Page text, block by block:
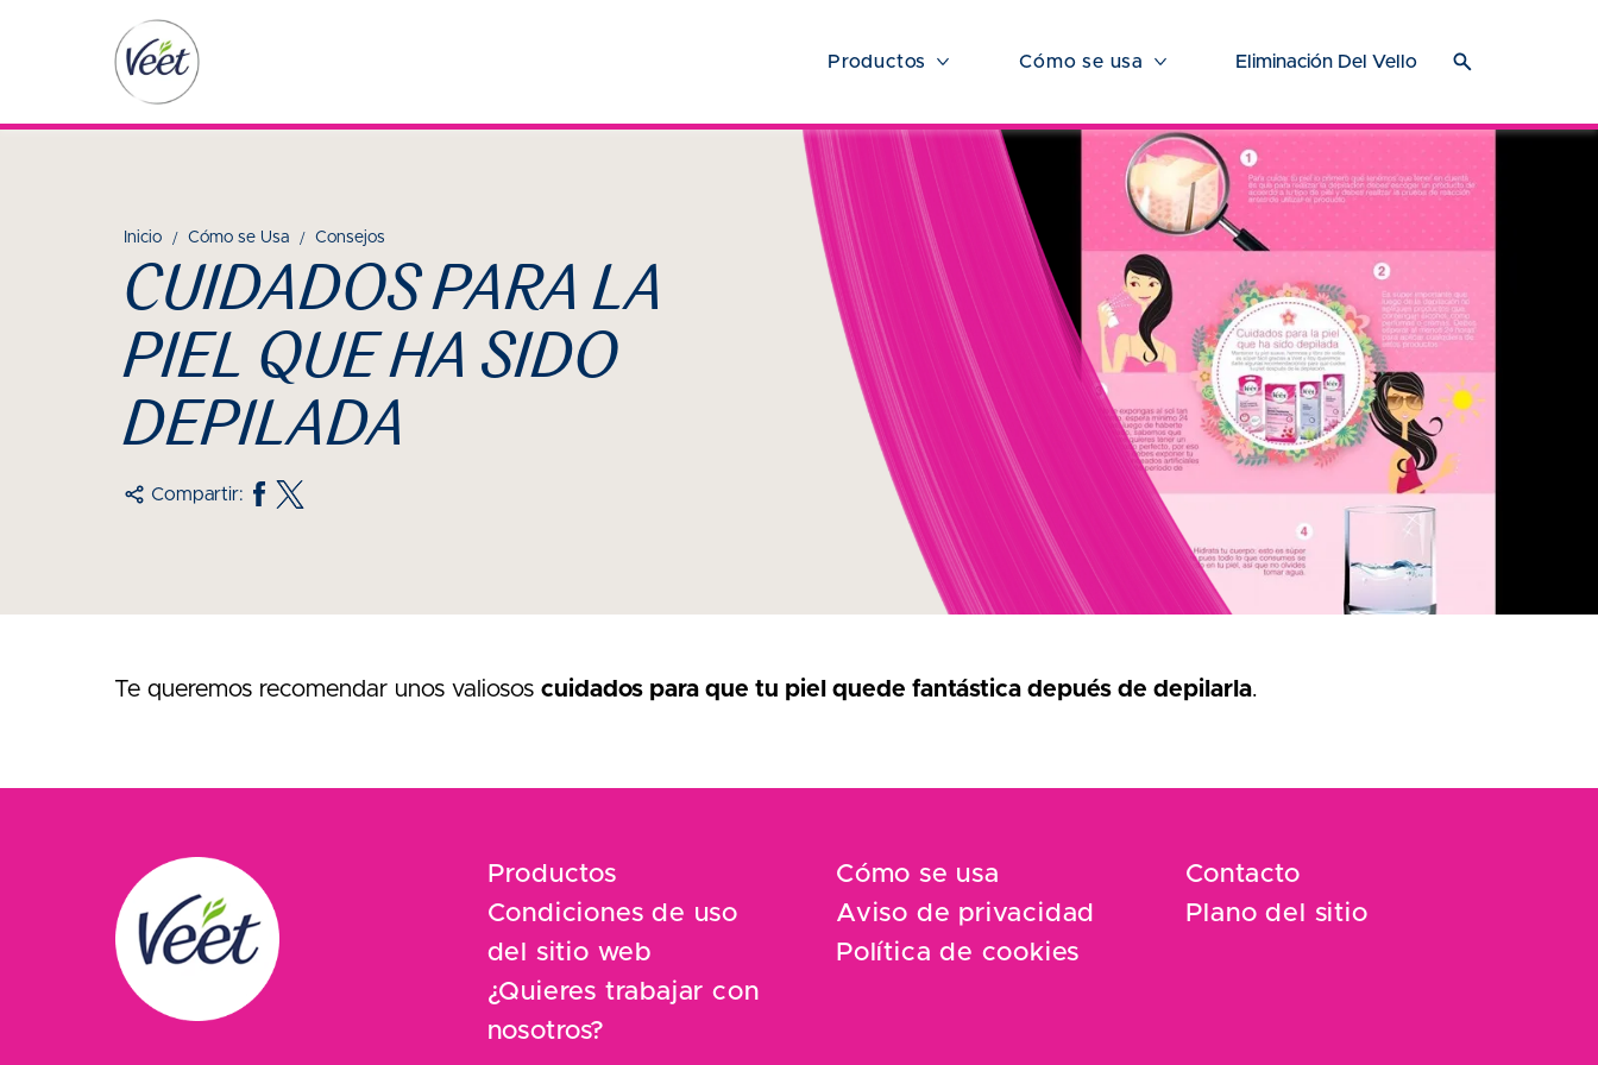
Productos Cómo se usa Eliminación Del Vello
Inicio Cómo se Usa Consejos
CUIDADOS PARA LA
PIEL QUE HA SIDO
DEPILADA
Compartir:
Te queremos recomendar unos valiosos cuidados para que tu piel quede fantástica depués de depilarla.
Productos
Condiciones de uso
del sitio web
¿Quieres trabajar con
nosotros?
Cómo se usa
Aviso de privacidad
Política de cookies
Contacto
Plano del sitio